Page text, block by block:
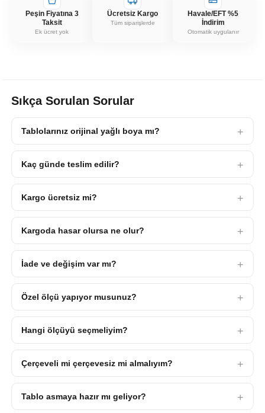
Peşin Fiyatına 3
Taksit
Ek ücret yok
Ücretsiz Kargo
Tüm siparişlerde
Havale/EFT %5
İndirim
Otomatik uygulanır
Sıkça Sorulan Sorular
Tablolarınız orijinal yağlı boya mı?
Kaç günde teslim edilir?
Kargo ücretsiz mi?
Kargoda hasar olursa ne olur?
İade ve değişim var mı?
Özel ölçü yapıyor musunuz?
Hangi ölçüyü seçmeliyim?
Çerçeveli mi çerçevesiz mi almalıyım?
Tablo asmaya hazır mı geliyor?